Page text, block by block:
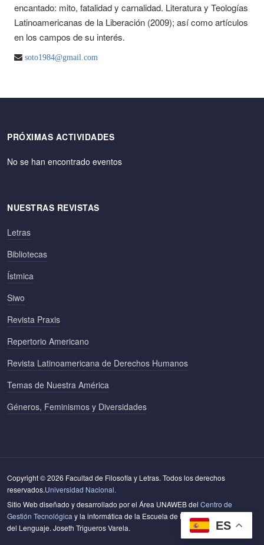
ES
encantado: mito, fatalidad y carnalidad. Literatura y Teologías
Latinoamericanas de la Liberación (2009); así como artículos
en los campos de su interés.
soto1984@gmail.com
PRÓXIMAS ACTIVIDADES
No se han encontrado eventos
NUESTRAS REVISTAS
Letras
Bibliotecas
Ístmica
Siwo
Revista Praxis
Repertorio Americano
Revista Latinoamericana de Derechos Humanos
Temas de Nuestra América
Géneros, Feminismos y Diversidades
Copyright © 2026 Facultad de Filosofía y Letras. Todos los derechos
reservados.Universidad Nacional.
Sitio Web diseñado y desarrollado por el Área UNAWEB del Centro de
Gestión Tecnológica y la informática de la Escuela de Literatura y Ciencias
del Lenguaje. Joseth Trigueros Varela.